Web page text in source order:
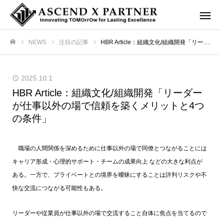
NEWS 注目の記事 HBR Article：組織文化/組織開発「リーダーが仕事以外の場で信頼を築くメリットと4つの条件」
2025.10.1
HBR Article：組織文化/組織開発「リーダー
が仕事以外の場で信頼を築くメリットと4つ
の条件」
職場の人間関係を深めるために仕事以外の場で同僚とつながることには
キャリア形成・心理的サポート・チームの成果向上 などの大きな利点が
ある。一方で、プライベートとの境界を曖昧にすることは評判リスクや不
快な交流につながる可能性もある。
リーダーや従業員が仕事以外の場で交流すること自体に焦点を当てるので